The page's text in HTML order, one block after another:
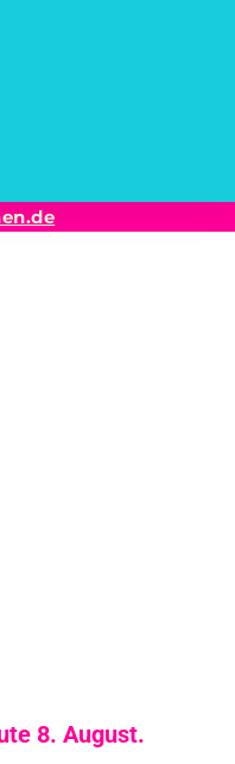
8. August.